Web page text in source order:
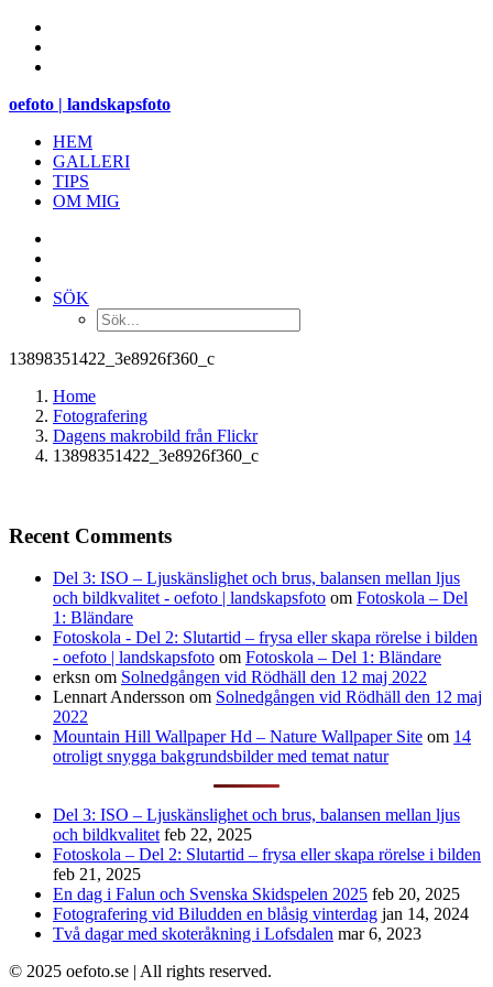
oefoto | landskapsfoto
HEM
GALLERI
TIPS
OM MIG
SÖK
13898351422_3e8926f360_c
Home
Fotografering
Dagens makrobild från Flickr
13898351422_3e8926f360_c
Recent Comments
Del 3: ISO – Ljuskänslighet och brus, balansen mellan ljus
och bildkvalitet - oefoto | landskapsfoto om Fotoskola – Del
1: Bländare
Fotoskola - Del 2: Slutartid – frysa eller skapa rörelse i bilden
- oefoto | landskapsfoto om Fotoskola – Del 1: Bländare
erksn om Solnedgången vid Rödhäll den 12 maj 2022
Lennart Andersson om Solnedgången vid Rödhäll den 12 maj
2022
Mountain Hill Wallpaper Hd – Nature Wallpaper Site om 14
otroligt snygga bakgrundsbilder med temat natur
Del 3: ISO – Ljuskänslighet och brus, balansen mellan ljus
och bildkvalitet feb 22, 2025
Fotoskola – Del 2: Slutartid – frysa eller skapa rörelse i bilden
feb 21, 2025
En dag i Falun och Svenska Skidspelen 2025 feb 20, 2025
Fotografering vid Biludden en blåsig vinterdag jan 14, 2024
Två dagar med skoteråkning i Lofsdalen mar 6, 2023
© 2025 oefoto.se | All rights reserved.